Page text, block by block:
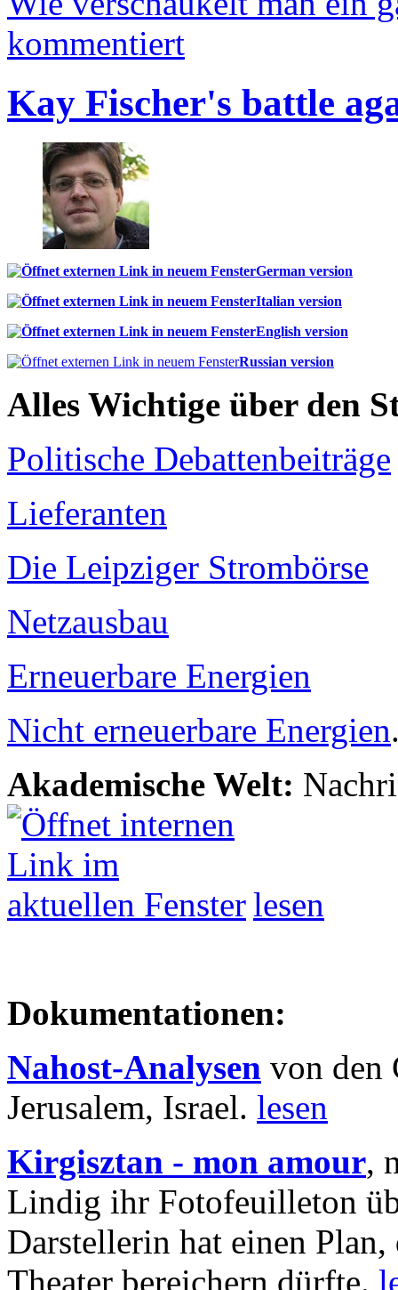
kommentiert
Kay Fischer's battle
German version
Italian version
English version
Russian version
Alles Wichtige über den
Politische Debattenbeiträge
Lieferanten
Die Leipziger Strombörse
Netzausbau
Erneuerbare Energien
Nicht erneuerbare Energien
Akademische Welt:
lesen
Dokumentationen:
Nahost-Analysen von den
Jerusalem, Israel. lesen
Kirgisztan - mon amour,
Lindig ihr Fotofeuilleton
Darstellerin hat einen Plan,
Theater bereichern dürfte.